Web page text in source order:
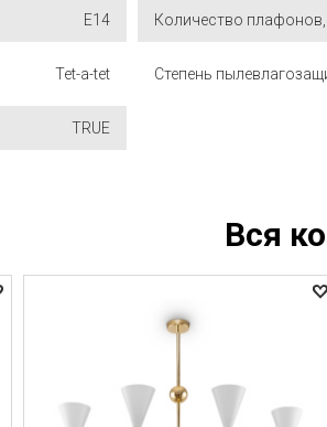
E14 Количество
Tet-a-tet Степень
TRUE
Вся